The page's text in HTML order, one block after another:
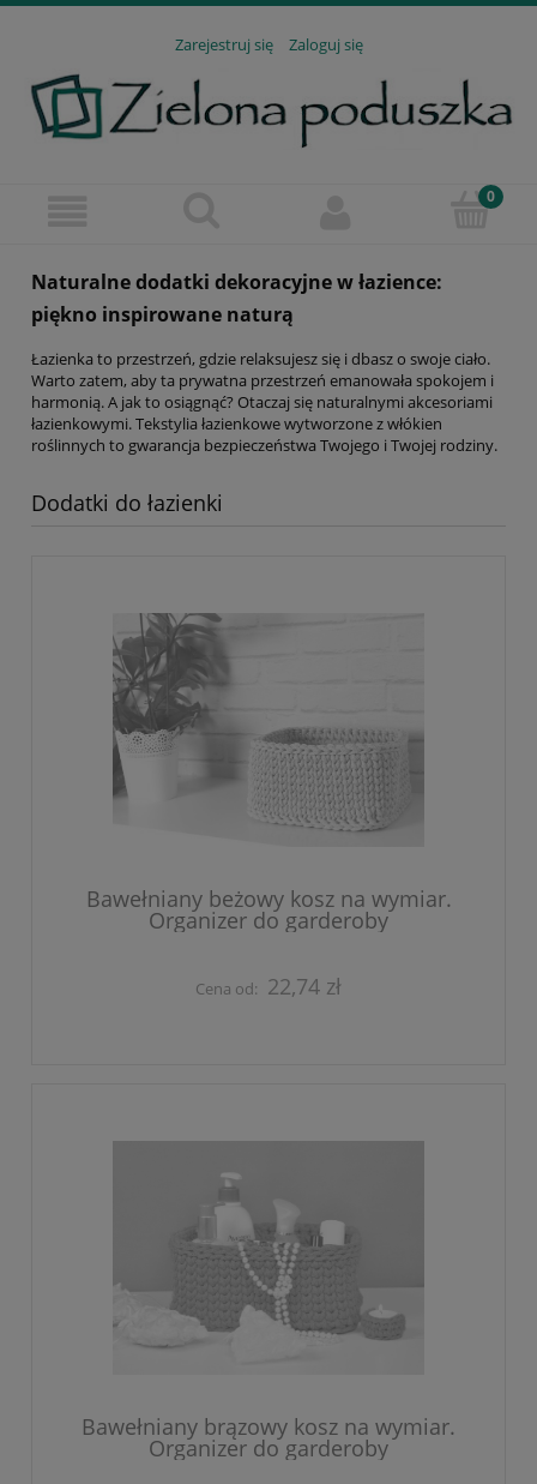
Zarejestruj się Zaloguj się
Naturalne dodatki dekoracyjne w łazience:
piękno inspirowane naturą
Łazienka to przestrzeń, gdzie relaksujesz się i dbasz o swoje ciało.
Warto zatem, aby ta prywatna przestrzeń emanowała spokojem i
harmonią. A jak to osiągnąć? Otaczaj się naturalnymi akcesoriami
łazienkowymi. Tekstylia łazienkowe wytworzone z włókien
roślinnych to gwarancja bezpieczeństwa Twojego i Twojej rodziny.
Dodatki do łazienki
Bawełniany beżowy kosz na wymiar.
Organizer do garderoby
Cena od: 22,74 zł
Bawełniany brązowy kosz na wymiar.
Organizer do garderoby